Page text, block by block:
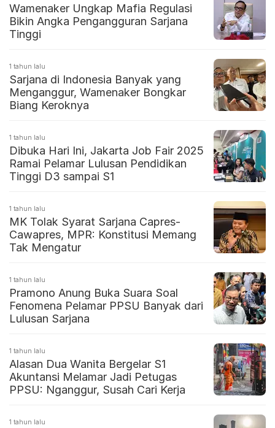
Wamenaker Ungkap Mafia Regulasi
Bikin Angka Pengangguran Sarjana
Tinggi
1 tahun lalu
Sarjana di Indonesia Banyak yang
Menganggur, Wamenaker Bongkar
Biang Keroknya
1 tahun lalu
Dibuka Hari Ini, Jakarta Job Fair 2025
Ramai Pelamar Lulusan Pendidikan
Tinggi D3 sampai S1
1 tahun lalu
MK Tolak Syarat Sarjana Capres-
Cawapres, MPR: Konstitusi Memang
Tak Mengatur
1 tahun lalu
Pramono Anung Buka Suara Soal
Fenomena Pelamar PPSU Banyak dari
Lulusan Sarjana
1 tahun lalu
Alasan Dua Wanita Bergelar S1
Akuntansi Melamar Jadi Petugas
PPSU: Nganggur, Susah Cari Kerja
1 tahun lalu